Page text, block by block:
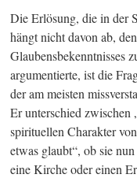
Die Erlösung, die in der
hängt nicht davon ab,
Glaubensbekenntnisses
argumentierte, ist die
der am meisten
Er unterschied zwischen
spirituellen Charakter
etwas glaubt“, ob sie
eine Kirche oder einen